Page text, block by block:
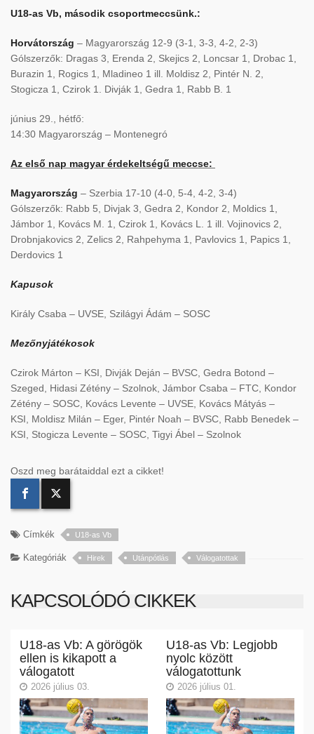
U18-as Vb, második csoportmeccsünk.:
Horvátország – Magyarország 12-9 (3-1, 3-3, 4-2, 2-3)
Gólszerzők: Dragas 3, Erenda 2, Skejics 2, Loncsar 1, Drobac 1,
Burazin 1, Rogics 1, Mladineo 1 ill. Moldisz 2, Pintér N. 2,
Stogicza 1, Czirok 1. Divják 1, Gedra 1, Rabb B. 1
június 29., hétfő:
14:30 Magyarország – Montenegró
Az első nap magyar érdekeltségű meccse:
Magyarország – Szerbia 17-10 (4-0, 5-4, 4-2, 3-4)
Gólszerzők: Rabb 5, Divjak 3, Gedra 2, Kondor 2, Moldics 1,
Jámbor 1, Kovács M. 1, Czirok 1, Kovács L. 1 ill. Vojinovics 2,
Drobnjakovics 2, Zelics 2, Rahpehyma 1, Pavlovics 1, Papics 1,
Derdovics 1
Kapusok
Király Csaba – UVSE, Szilágyi Ádám – SOSC
Mezőnyjátékosok
Czirok Márton – KSI, Divják Deján – BVSC, Gedra Botond –
Szeged, Hidasi Zétény – Szolnok, Jámbor Csaba – FTC, Kondor
Zétény – SOSC, Kovács Levente – UVSE, Kovács Mátyás –
KSI, Moldisz Milán – Eger, Pintér Noah – BVSC, Rabb Benedek –
KSI, Stogicza Levente – SOSC, Tigyi Ábel – Szolnok
Oszd meg barátaiddal ezt a cikket!
Címkék U18-as Vb
Kategóriák Hirek Utánpótlás Válogatottak
KAPCSOLÓDÓ CIKKEK
U18-as Vb: A görögök
ellen is kikapott a
válogatott
2026 július 03.
U18-as Vb: Legjobb
nyolc között
válogatottunk
2026 július 01.